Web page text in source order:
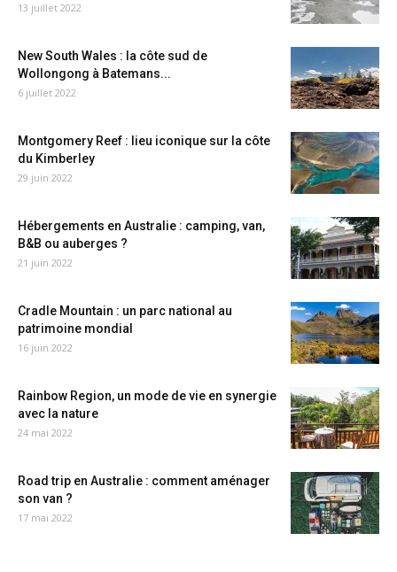
13 juillet 2022
New South Wales : la côte sud de
Wollongong à Batemans...
6 juillet 2022
Montgomery Reef : lieu iconique sur la côte
du Kimberley
29 juin 2022
Hébergements en Australie : camping, van,
B&B ou auberges ?
21 juin 2022
Cradle Mountain : un parc national au
patrimoine mondial
16 juin 2022
Rainbow Region, un mode de vie en synergie
avec la nature
24 mai 2022
Road trip en Australie : comment aménager
son van ?
17 mai 2022